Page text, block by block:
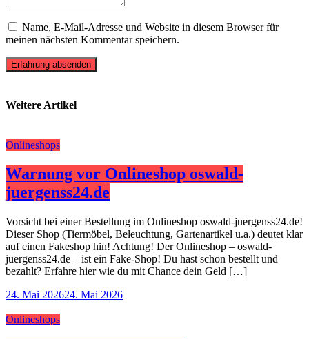
Name, E-Mail-Adresse und Website in diesem Browser für
meinen nächsten Kommentar speichern.
Erfahrung absenden
Weitere Artikel
Onlineshops
Warnung vor Onlineshop oswald-
juergenss24.de
Vorsicht bei einer Bestellung im Onlineshop oswald-juergenss24.de!
Dieser Shop (Tiermöbel, Beleuchtung, Gartenartikel u.a.) deutet klar
auf einen Fakeshop hin! Achtung! Der Onlineshop – oswald-
juergenss24.de – ist ein Fake-Shop! Du hast schon bestellt und
bezahlt? Erfahre hier wie du mit Chance dein Geld […]
24. Mai 202624. Mai 2026
Onlineshops